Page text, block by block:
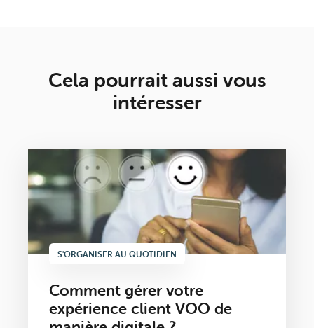
Cela pourrait aussi vous
intéresser
S'ORGANISER AU QUOTIDIEN
Comment gérer votre
expérience client VOO de